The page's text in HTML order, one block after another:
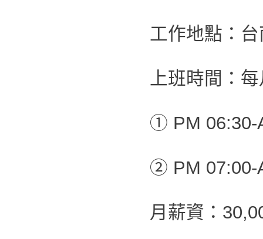
工作地點：
上班時間：
① PM 06:30-
② PM 07:00-
月薪資：